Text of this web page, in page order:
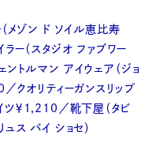
メゾン ド ソイル恵比寿
ー（スタジオ ファブワー
ントルマン アイウェア（ジョ
クオリティーガンスリップ
イツ￥1,210／靴下屋（タビ
ス バイ ショセ）